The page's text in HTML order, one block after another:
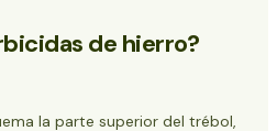
de hierro?
la parte superior del trébol,